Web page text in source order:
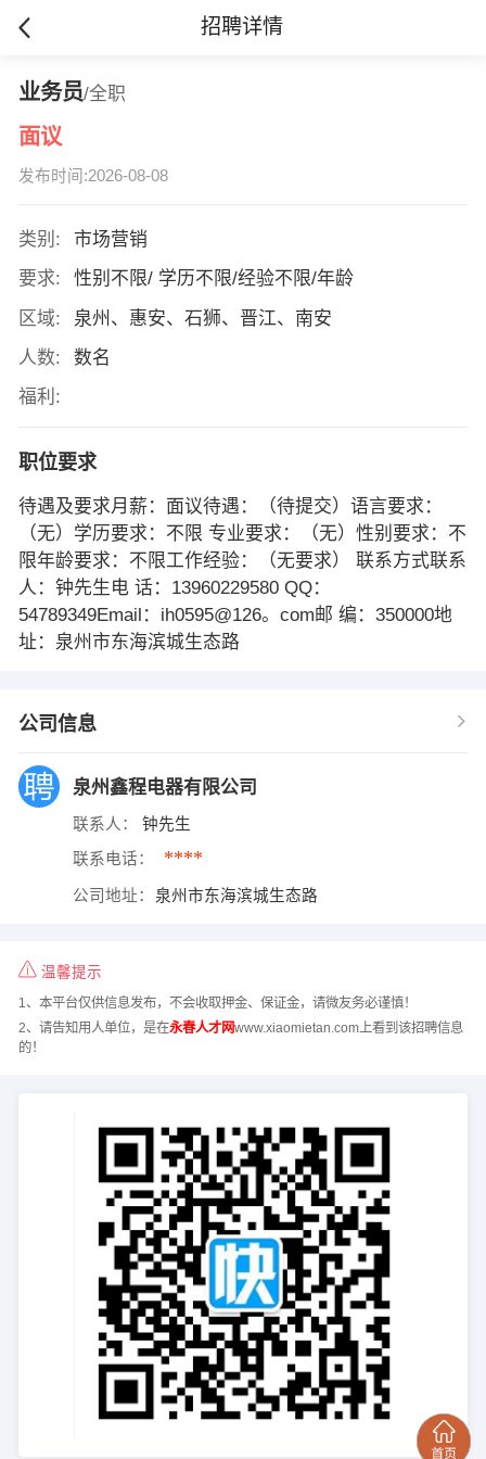
招聘详情
业务员/全职
面议
发布时间:2026-08-08
类别:
市场营销
要求:
性别不限/ 学历不限/经验不限/年龄
区域:
泉州、惠安、石狮、晋江、南安
人数:
数名
福利:
职位要求
待遇及要求月薪：面议待遇：（待提交）语言要求：
（无）学历要求：不限 专业要求：（无）性别要求：不
限年龄要求：不限工作经验：（无要求） 联系方式联系
人：钟先生电 话：13960229580 QQ：
54789349Email：ih0595@126。com邮 编：350000地
址：泉州市东海滨城生态路
公司信息
泉州鑫程电器有限公司
联系人： 钟先生
联系电话： ****
公司地址： 泉州市东海滨城生态路
温馨提示
1、本平台仅供信息发布，不会收取押金、保证金，请微友务必谨慎！
2、请告知用人单位，是在永春人才网www.xiaomietan.com上看到该招聘信息
的！